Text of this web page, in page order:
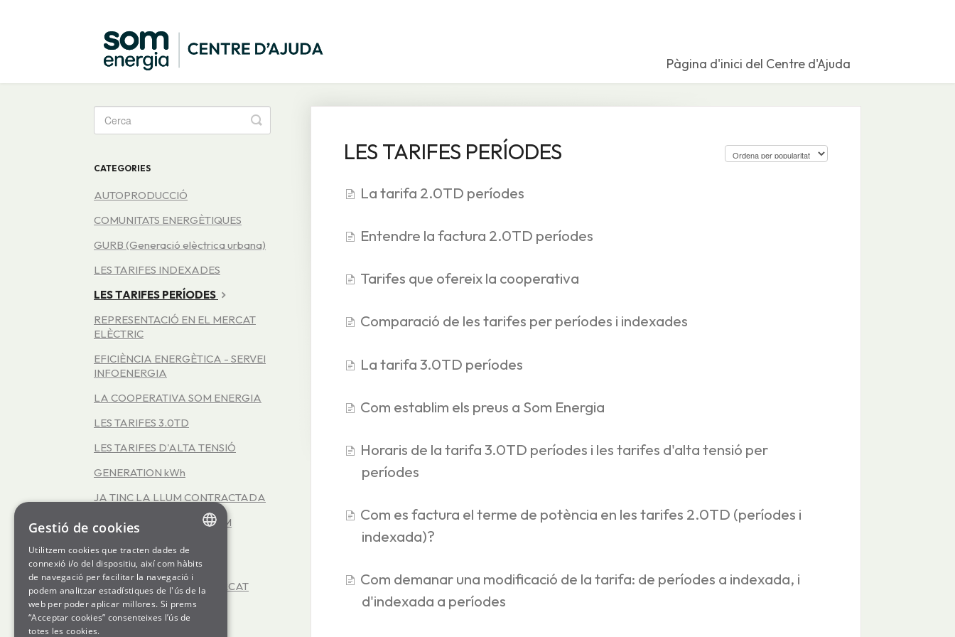
Pàgina d'inici del Centre d'Ajuda
LES TARIFES PERÍODES
La tarifa 2.0TD períodes
Entendre la factura 2.0TD períodes
Tarifes que ofereix la cooperativa
Comparació de les tarifes per períodes i indexades
La tarifa 3.0TD períodes
Com establim els preus a Som Energia
Horaris de la tarifa 3.0TD períodes i les tarifes d'alta tensió per
períodes
Com es factura el terme de potència en les tarifes 2.0TD (períodes i
indexada)?
Com demanar una modificació de la tarifa: de períodes a indexada, i
d'indexada a períodes
Toggle
Search
CATEGORIES
AUTOPRODUCCIÓ
COMUNITATS ENERGÈTIQUES
GURB (Generació elèctrica urbana)
LES TARIFES INDEXADES
LES TARIFES PERÍODES
REPRESENTACIÓ EN EL MERCAT
ELÈCTRIC
EFICIÈNCIA ENERGÈTICA - SERVEI
INFOENERGIA
LA COOPERATIVA SOM ENERGIA
LES TARIFES 3.0TD
LES TARIFES D'ALTA TENSIÓ
GENERATION kWh
JA TINC LA LLUM CONTRACTADA
ENCARA NO TINC LA LLUM
CONTRACTADA
OFICINA VIRTUAL
FUNCIONAMENT DEL MERCAT
ELÈCTRIC
ENGLISH
SPANISH
GL
Gestió de cookies
Utilitzem cookies que tracten dades de
connexió i/o del dispositiu, així com hàbits
de navegació per facilitar la navegació i
podem analitzar estadístiques de l'ús de la
web per poder aplicar millores. Si prems
“Acceptar cookies” consenteixes l’ús de
totes les cookies.